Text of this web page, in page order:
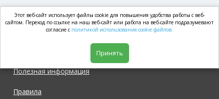
market.com
Полезная информация
Правила
Этот веб-сайт использует файлы cookie для повышения удобства работы с веб-
сайтом. Переход по ссылке на наш веб-сайт или работа на веб-сайте подразумевают
согласие с политикой использования cookie файлов.
Принять